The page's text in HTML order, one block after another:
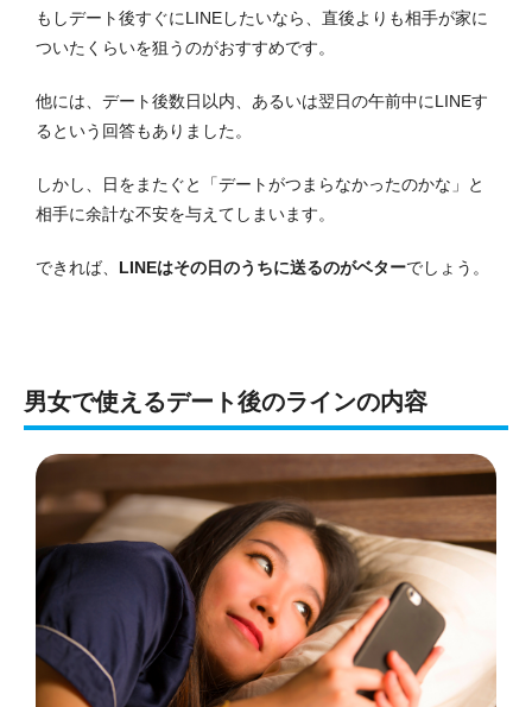
もしデート後すぐにLINEしたいなら、直後よりも相手が家に
ついたくらいを狙うのがおすすめです。
他には、デート後数日以内、あるいは翌日の午前中にLINEす
るという回答もありました。
しかし、日をまたぐと「デートがつまらなかったのかな」と
相手に余計な不安を与えてしまいます。
できれば、 LINEはその日のうちに送るのがベターでしょう。
男女で使えるデート後のラインの内容